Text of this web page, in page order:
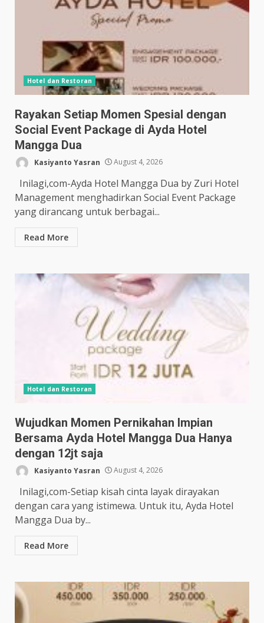
Hotel dan Restoran
Rayakan Setiap Momen Spesial dengan
Social Event Package di Ayda Hotel
Mangga Dua
Kasiyanto Yasran August 4, 2026
Inilagi,com-Ayda Hotel Mangga Dua by Zuri Hotel
Management menghadirkan Social Event Package
yang dirancang untuk berbagai...
Read More
Hotel dan Restoran
Wujudkan Momen Pernikahan Impian
Bersama Ayda Hotel Mangga Dua Hanya
dengan 12jt saja
Kasiyanto Yasran August 4, 2026
Inilagi,com-Setiap kisah cinta layak dirayakan
dengan cara yang istimewa. Untuk itu, Ayda Hotel
Mangga Dua by...
Read More